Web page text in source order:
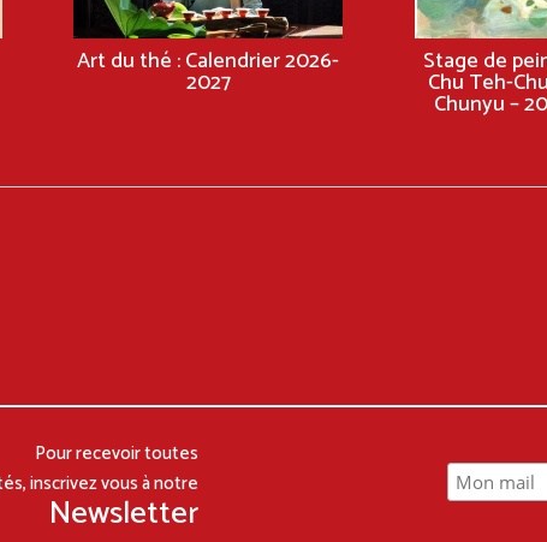
Art du thé : Calendrier 2026-
2027
Stage de
Chu Teh-
Chunyu –
Pour recevoir toutes
inscrivez vous à notre
Newsletter